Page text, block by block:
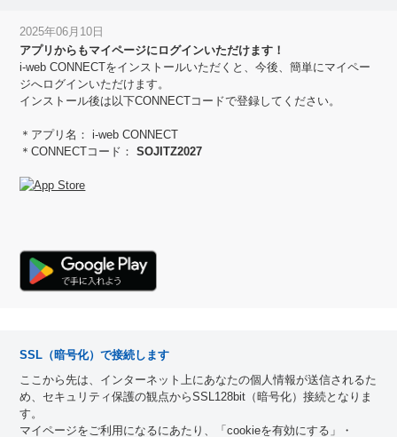
2025年06月10日
アプリからもマイページにログインいただけます！
i-web CONNECTをインストールいただくと、今後、簡単にマイペー
ジへログインいただけます。
インストール後は以下CONNECTコードで登録してください。
＊アプリ名： i-web CONNECT
＊CONNECTコード：SOJITZ2027
SSL（暗号化）で接続します
ここから先は、インターネット上にあなたの個人情報が送信されるた
め、セキュリティ保護の観点からSSL128bit（暗号化）接続となりま
す。
マイページをご利用になるにあたり、「cookieを有効にする」・